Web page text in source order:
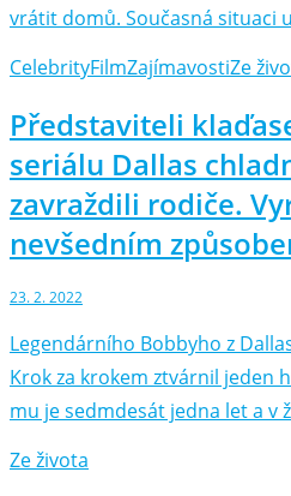
vrátit domů. Současná situaci
CelebrityFilmZajímavostiZe
Představiteli
seriálu Dallas
zavraždili rodiče.
nevšedním
23. 2. 2022
Legendárního Bobbyho z
Krok za krokem ztvárnil jeden
mu je sedmdesát jedna let a v
Ze života